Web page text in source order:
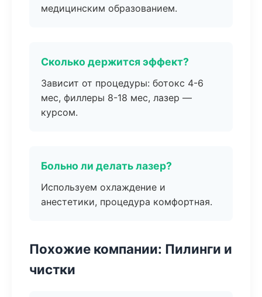
медицинским образованием.
Сколько держится эффект?
Зависит от процедуры: ботокс 4-6
мес, филлеры 8-18 мес, лазер —
курсом.
Больно ли делать лазер?
Используем охлаждение и
анестетики, процедура комфортная.
Похожие компании: Пилинги и
чистки